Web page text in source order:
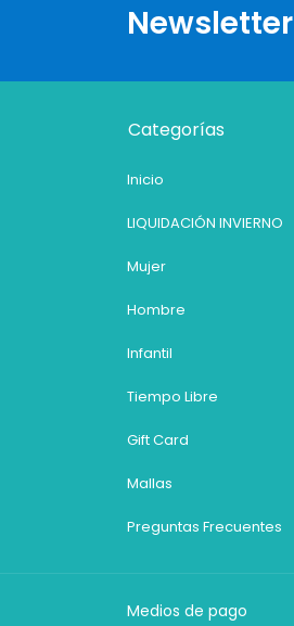
Newsletter
Categorías
Inicio
LIQUIDACIÓN INVIERNO
Mujer
Hombre
Infantil
Tiempo Libre
Gift Card
Mallas
Preguntas Frecuentes
Medios de pago